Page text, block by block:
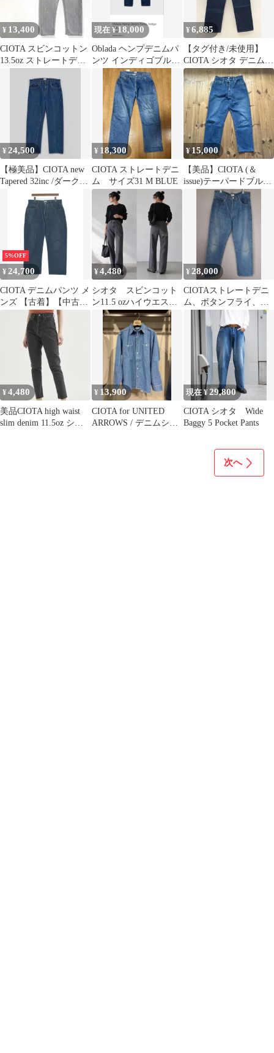
¥ 13,400
CIOTA スビンコットン
13.5oz ストレートデニ
現在 ¥18,000
Oblada ヘンプデニムパ
ンツ インディゴブル
ー 32
¥6,885
【タグ付き/未使用】
CIOTA シオタ デニムパ
ンツ メンズ 26 インデ
ィゴ コットン IACコラ
ボ 20-IAC-CI-02
SGSF26-1874
¥ 24,500
【極美品】CIOTA new
Tapered 32inc /ダークブ
¥ 18,300
CIOTA ストレートデニ
ム サイズ31 M BLUE
¥15,000
【美品】CIOTA (＆
issue)テーパードブルー
5%OFF
¥ 24,700
CIOTA デニムパンツ メ
ンズ 【古着】【中古】
【送料無料】
¥4,480
シオタ スビンコット
ン11.5 ozハイウエスト
スリムデニムデニムパ
ンツ 27
¥ 28,000
CIOTAストレートデニ
ム、ボタンフライ、ダ
¥4,480
美品CIOTA high waist
slim denim 11.5oz シオ
¥ 13,900
CIOTA for UNITED
ARROWS / デニムシャ
現在 ¥29,800
CIOTA シオタ Wide
Baggy 5 Pocket Pants
次へ